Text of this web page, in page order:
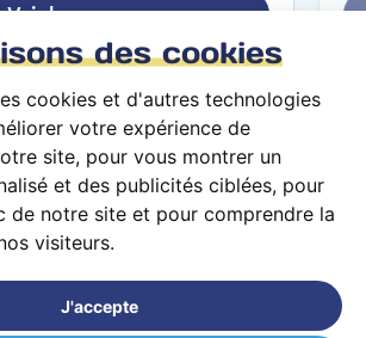
des cookies
cookies et d'autres technologies
votre expérience de
site, pour vous montrer un
et des publicités ciblées, pour
de notre site et pour comprendre la
visiteurs.
J'accepte
Voir le campus
PARCOURS Privé tous droits réservés